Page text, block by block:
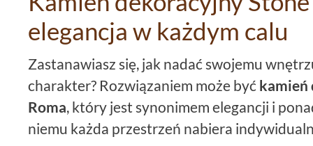
elegancja w każdym calu
Zastanawiasz się, jak nadać swojemu
charakter? Rozwiązaniem może być kamień
Roma, który jest synonimem elegancji i
niemu każda przestrzeń nabiera